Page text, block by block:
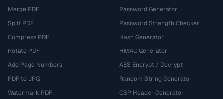
Merge PDF
Split PDF
Compress PDF
Rotate PDF
Add Page Numbers
PDF to JPG
Watermark PDF
Password Generator
Password Strength Checker
Hash Generator
HMAC Generator
AES Encrypt / Decrypt
Random String Generator
CSP Header Generator